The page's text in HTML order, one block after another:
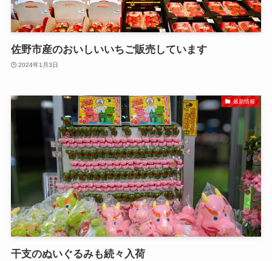
佐野市産のおいしいいちご販売しています
2024年1月3日
最新情報
干支のぬいぐるみも続々入荷